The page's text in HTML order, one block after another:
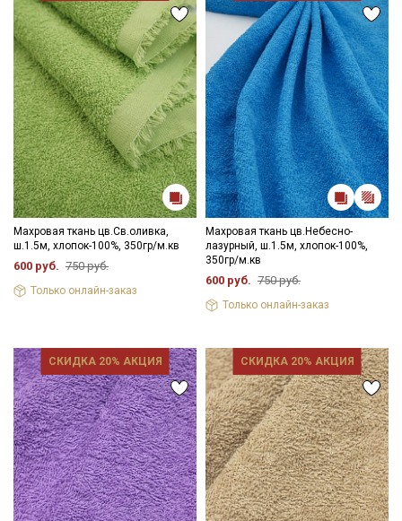
Махровая ткань цв.Св.оливка,
ш.1.5м, хлопок-100%, 350гр/м.кв
600 руб. 750 руб.
Только онлайн-заказ
Махровая ткань цв.Небесно-
лазурный, ш.1.5м, хлопок-100%,
350гр/м.кв
600 руб. 750 руб.
Только онлайн-заказ
СКИДКА 20% АКЦИЯ СКИДКА 20% АКЦИЯ